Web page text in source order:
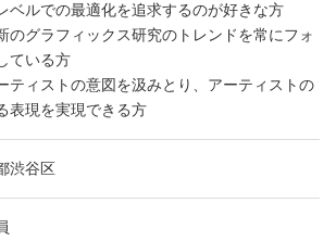
ベルでの最適化を追求するのが好きな方
のグラフィックス研究のトレンドを常にフォ
ている方
ティストの意図を汲みとり、アーティストの
表現を実現できる方
渋谷区